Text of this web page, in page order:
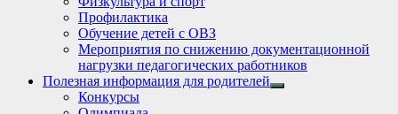
Профилактика
Обучение детей с ОВЗ
Мероприятия по снижению документационной
нагрузки педагогических работников
Полезная информация для родителей
Show
Конкурсы